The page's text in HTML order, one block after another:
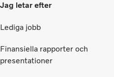
Jag letar efter
Lediga jobb
Finansiella rapporter och
presentationer